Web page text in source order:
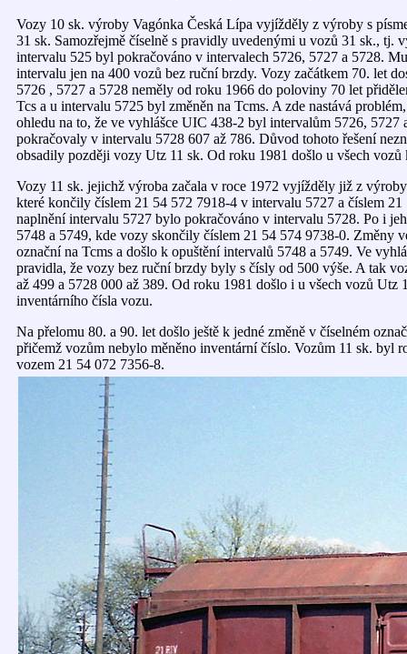
Vozy 10 sk. výroby Vagónka Česká Lípa vyjížděly z výroby s
31 sk. Samozřejmě číselně s pravidly uvedenými u vozů 31 sk.,
intervalu 525 byl pokračováno v intervalech 5726, 5727 a 5728.
intervalu jen na 400 vozů bez ruční brzdy. Vozy začátkem 70. let
5726 , 5727 a 5728 neměly od roku 1966 do poloviny 70 let
Tcs a u intervalu 5725 byl změněn na Tcms. A zde nastává
ohledu na to, že ve vyhlášce UIC 438-2 byl intervalům 5726,
pokračovaly v intervalu 5728 607 až 786. Důvod tohoto řešení
obsadily později vozy Utz 11 sk. Od roku 1981 došlo u všech
Vozy 11 sk. jejichž výroba začala v roce 1972 vyjížděly již z
které končily číslem 21 54 572 7918-4 v intervalu 5727 a číslem
naplnění intervalu 5727 bylo pokračováno v intervalu 5728. Po i
5748 a 5749, kde vozy skončily číslem 21 54 574 9738-0. Změny
označní na Tcms a došlo k opuštění intervalů 5748 a 5749. Ve
pravidla, že vozy bez ruční brzdy byly s čísly od 500 výše. A tak
až 499 a 5728 000 až 389. Od roku 1981 došlo i u všech vozů
inventárního čísla vozu.
Na přelomu 80. a 90. let došlo ještě k jedné změně v číselném
přičemž vozům nebylo měněno inventární číslo. Vozům 11 sk. byl
vozem 21 54 072 7356-8.